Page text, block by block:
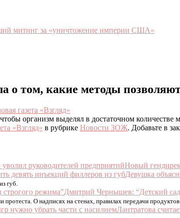
митинг за «уничтожение империи США»
о том, какие методы
газета «Взгляд»
организм выделял в достаточном
«Взгляд» в рубрике Новости ЗОЖ. Добавьте в
Новый
Девушка
губ.
Дмитрий Чернышев: “Детский
протеста. О надписях на стенах, правилах передачи
Лантратова